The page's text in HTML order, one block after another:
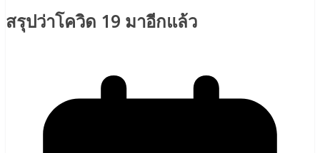
สรุปว่าโควิด 19 มาอีกแล้ว